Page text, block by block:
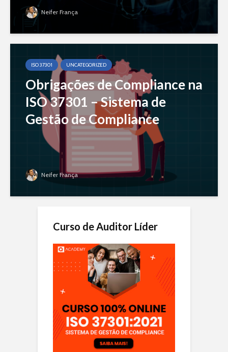
Neifer França
ISO 37301 UNCATEGORIZED
Obrigações de Compliance na
ISO 37301 – Sistema de
Gestão de Compliance
Neifer França
Curso de Auditor Líder